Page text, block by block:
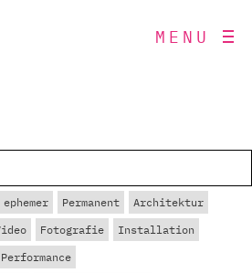
MENU
Permanent
Architektur
Fotografie
Installation
Performance